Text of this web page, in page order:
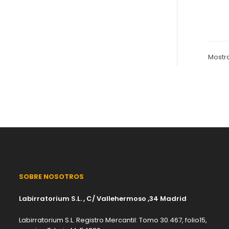
SOBRE NOSOTROS
Labirratorium S.L. , C/ Vallehermoso ,34 Madrid
Labirratorium S.L. Registro Mercantil: Tomo 30.467, folio15,